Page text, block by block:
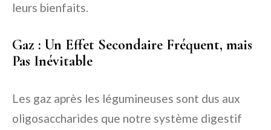
leurs bienfaits.
Gaz : Un Effet Secondaire Fréquent, mais
Pas Inévitable
Les gaz après les légumineuses sont dus aux
oligosaccharides que notre système digestif